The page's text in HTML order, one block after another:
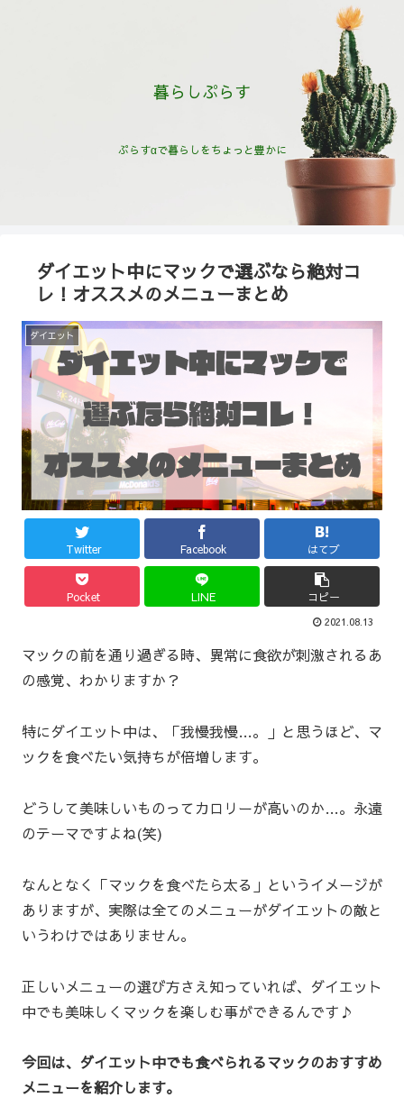
暮らしぷらす
ぷらすαで暮らしをちょっと豊かに
ダイエット中にマックで選ぶなら絶対コ
レ！オススメのメニューまとめ
ダイエット
Twitter Facebook はてブ
Pocket LINE コピー
2021.08.13
マックの前を通り過ぎる時、異常に食欲が刺激されるあ
の感覚、わかりますか？
特にダイエット中は、「我慢我慢…。」と思うほど、マ
ックを食べたい気持ちが倍増します。
どうして美味しいものってカロリーが高いのか…。永遠
のテーマですよね(笑)
なんとなく「マックを食べたら太る」というイメージが
ありますが、実際は全てのメニューがダイエットの敵と
いうわけではありません。
正しいメニューの選び方さえ知っていれば、ダイエット
中でも美味しくマックを楽しむ事ができるんです♪
今回は、ダイエット中でも食べられるマックのおすすめ
メニューを紹介します。